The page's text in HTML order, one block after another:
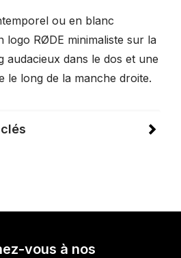
ou en blanc
logo RØDE minimaliste sur la
audacieux dans le dos et une
le long de la manche droite.
vous à nos